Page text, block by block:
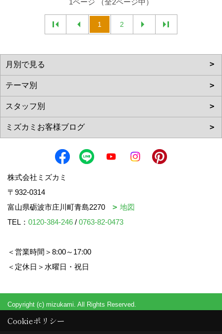
1ページ （全2ページ中）
1 2
株式会社ミズカミ
〒932-0314
富山県砺波市庄川町青島2270
地図
TEL： 0120-384-246 / 0763-82-0473
＜営業時間＞8:00～17:00
＜定休日＞水曜日・祝日
Copyright (c) mizukami. All Rights Reserved.
Cookieポリシー